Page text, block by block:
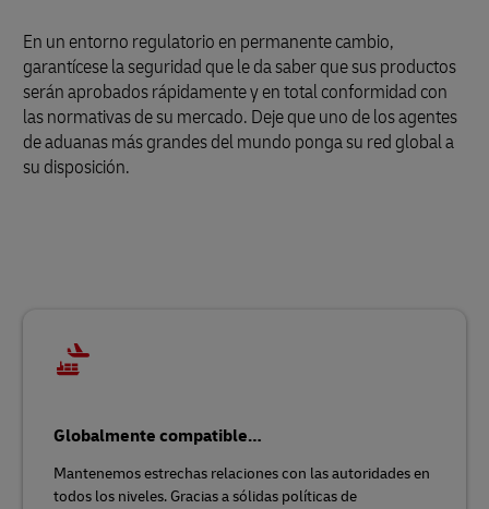
En un entorno regulatorio en permanente cambio,
garantícese la seguridad que le da saber que sus productos
serán aprobados rápidamente y en total conformidad con
las normativas de su mercado. Deje que uno de los agentes
de aduanas más grandes del mundo ponga su red global a
su disposición.
Globalmente compatible…
Mantenemos estrechas relaciones con las autoridades en
todos los niveles. Gracias a sólidas políticas de